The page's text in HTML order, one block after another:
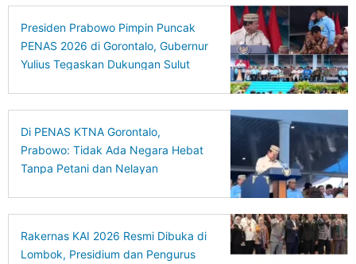
Presiden Prabowo Pimpin Puncak
PENAS 2026 di Gorontalo, Gubernur
Yulius Tegaskan Dukungan Sulut
Di PENAS KTNA Gorontalo,
Prabowo: Tidak Ada Negara Hebat
Tanpa Petani dan Nelayan
Rakernas KAI 2026 Resmi Dibuka di
Lombok, Presidium dan Pengurus